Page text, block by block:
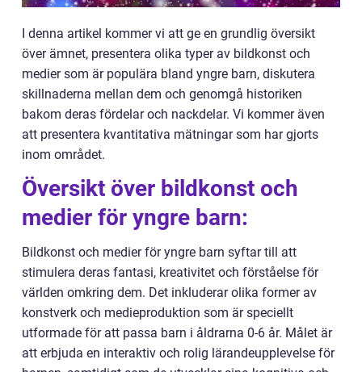
I denna artikel kommer vi att ge en grundlig översikt
över ämnet, presentera olika typer av bildkonst och
medier som är populära bland yngre barn, diskutera
skillnaderna mellan dem och genomgå historiken
bakom deras fördelar och nackdelar. Vi kommer även
att presentera kvantitativa mätningar som har gjorts
inom området.
Översikt över bildkonst och
medier för yngre barn:
Bildkonst och medier för yngre barn syftar till att
stimulera deras fantasi, kreativitet och förståelse för
världen omkring dem. Det inkluderar olika former av
konstverk och medieproduktion som är speciellt
utformade för att passa barn i åldrarna 0-6 år. Målet är
att erbjuda en interaktiv och rolig lärandeupplevelse för